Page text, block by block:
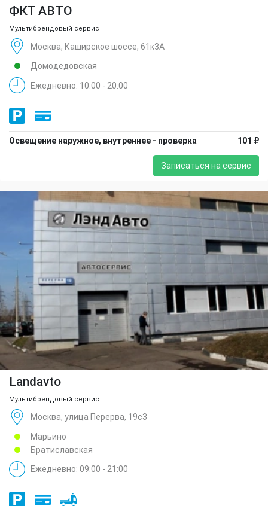
ФКТ АВТО
Мультибрендовый сервис
Москва, Каширское шоссе, 61к3А
Домодедовская
Ежедневно: 10:00 - 20:00
Освещение наружное, внутреннее - проверка 101 ₽
Записаться на сервис
Landavto
Мультибрендовый сервис
Москва, улица Перерва, 19с3
Марьино
Братиславская
Ежедневно: 09:00 - 21:00